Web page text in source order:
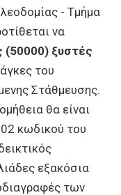
- Τμήμα
να
(50000) ξυστές
του
Στάθμευσης.
θα είναι
κωδικού του
εξακόσια
των